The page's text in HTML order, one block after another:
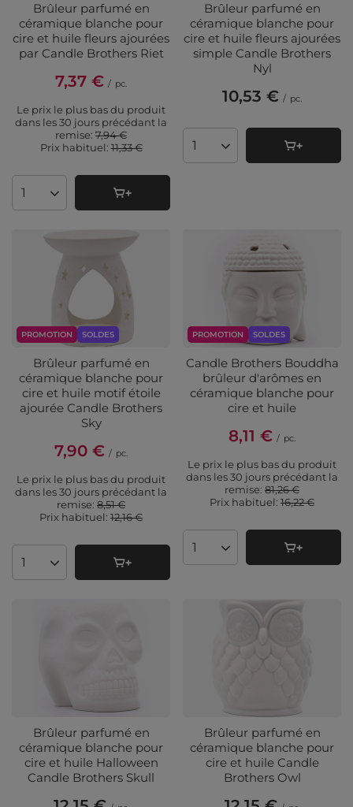
Brûleur parfumé en
céramique blanche pour
cire et huile fleurs ajourées
par Candle Brothers Riet
7,37 € / pc.
Le prix le plus bas du produit
dans les 30 jours précédant la
remise: 7,94 €
Prix ​​habituel:11,33 €
Quantité de produits
Brûleur parfumé en
céramique blanche pour
cire et huile fleurs ajourées
simple Candle Brothers
Nyl
10,53 € / pc.
Quantité de produits
PROMOTION SOLDES
Brûleur parfumé en
céramique blanche pour
cire et huile motif étoile
ajourée Candle Brothers
Sky
7,90 € / pc.
Le prix le plus bas du produit
dans les 30 jours précédant la
remise: 8,51 €
Prix ​​habituel: 12,16 €
Quantité de produits
PROMOTION SOLDES
Candle Brothers Bouddha
brûleur d'arômes en
céramique blanche pour
cire et huile
8,11 € / pc.
Le prix le plus bas du produit
dans les 30 jours précédant la
remise: 81,26 €
Prix ​​habituel: 16,22 €
Quantité de produits
Brûleur parfumé en
céramique blanche pour
cire et huile Halloween
Candle Brothers Skull
Brûleur parfumé en
céramique blanche pour
cire et huile Candle
Brothers Owl